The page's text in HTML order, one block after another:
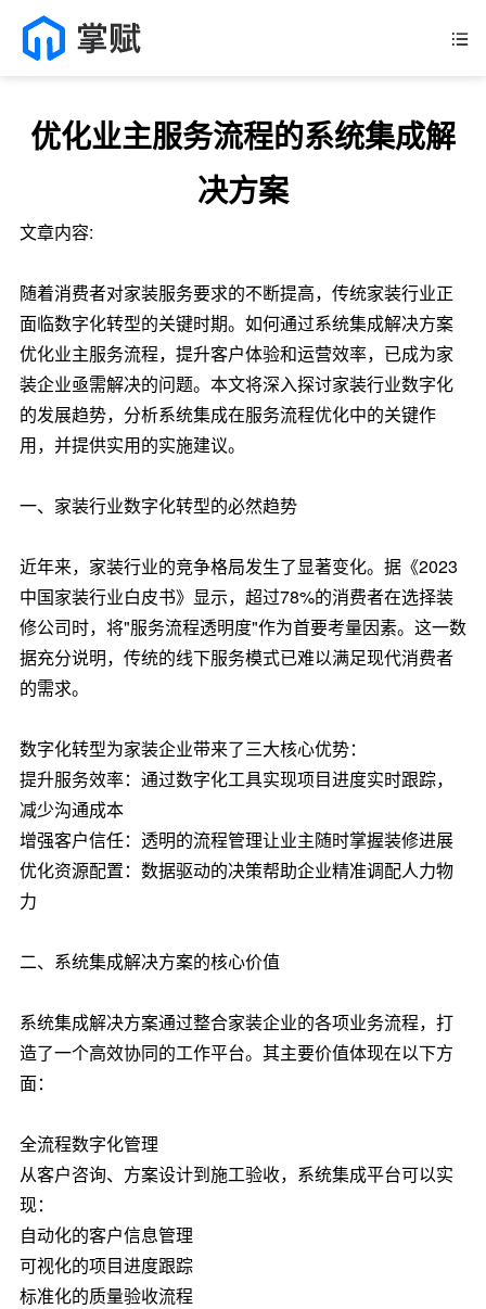
优化业主服务流程的系统集成解
决方案
文章内容:
随着消费者对家装服务要求的不断提高，传统家装行业正
面临数字化转型的关键时期。如何通过系统集成解决方案
优化业主服务流程，提升客户体验和运营效率，已成为家
装企业亟需解决的问题。本文将深入探讨家装行业数字化
的发展趋势，分析系统集成在服务流程优化中的关键作
用，并提供实用的实施建议。
一、家装行业数字化转型的必然趋势
近年来，家装行业的竞争格局发生了显著变化。据《2023
中国家装行业白皮书》显示，超过78%的消费者在选择装
修公司时，将"服务流程透明度"作为首要考量因素。这一数
据充分说明，传统的线下服务模式已难以满足现代消费者
的需求。
数字化转型为家装企业带来了三大核心优势：
提升服务效率：通过数字化工具实现项目进度实时跟踪，
减少沟通成本
增强客户信任：透明的流程管理让业主随时掌握装修进展
优化资源配置：数据驱动的决策帮助企业精准调配人力物
力
二、系统集成解决方案的核心价值
系统集成解决方案通过整合家装企业的各项业务流程，打
造了一个高效协同的工作平台。其主要价值体现在以下方
面：
全流程数字化管理
从客户咨询、方案设计到施工验收，系统集成平台可以实
现：
自动化的客户信息管理
可视化的项目进度跟踪
标准化的质量验收流程